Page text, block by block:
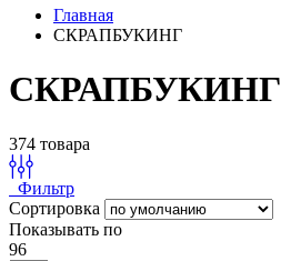
Главная
СКРАПБУКИНГ
СКРАПБУКИНГ
374 товара
Фильтр
Сортировка
Показывать по
96